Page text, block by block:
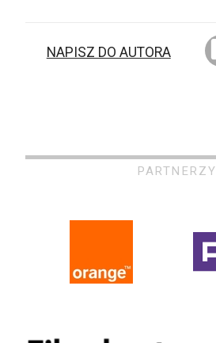
NAPISZ DO AUTORA
PARTNERZY